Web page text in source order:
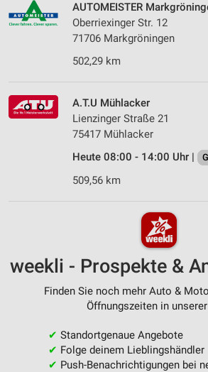
AUTOMEISTER
Oberriexinger Str. 12
71706 Markgröningen
502,29 km
A.T.U Mühlacker
Lienzinger Straße 21
75417 Mühlacker
Heute 08:00 - 14:00 Uhr |
509,56 km
weekli - Prospekte &
Finden Sie noch mehr Auto &
Öffnungszeiten in
✔ Standortgenaue Angebote
✔ Folge deinem Lieblingshändler
✔ Push-Benachrichtigungen bei